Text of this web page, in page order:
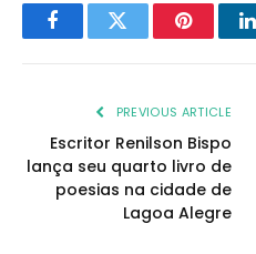
FacebookTwitter Pinterest
PREVIOUS ARTICLE
Escritor Renilson Bispo
lança seu quarto livro de
poesias na cidade de
Lagoa Alegre